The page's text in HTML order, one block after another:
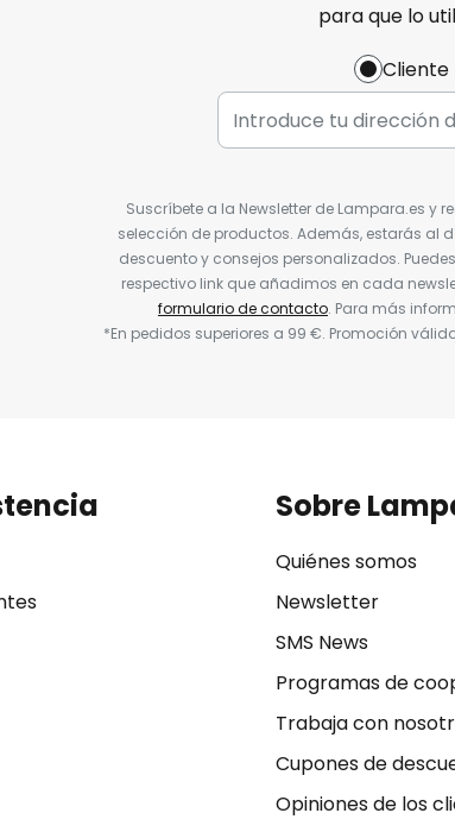
para que lo
Suscríbete a la Newsletter de Lampara.es y
selección de productos. Además, estarás al
descuento y consejos personalizados.
respectivo link que añadimos en cada
formulario de contacto. Para más
*En pedidos superiores a 99 €. Promoción
Sobre
Quiénes somos
Newsletter
SMS News
Programas de
Trabaja con
Cupones de
Opiniones de los